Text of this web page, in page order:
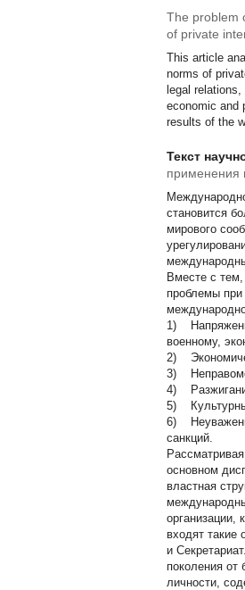
The problem
of private
This article
norms of
legal
economic and
results of the
Текст
применения
становится
мирового
Вместе с
проблемы
1)
военному,
2)
3)
4)
5)
6)
санкций.
основном
властная
организации,
входят
и
поколения от
личности,